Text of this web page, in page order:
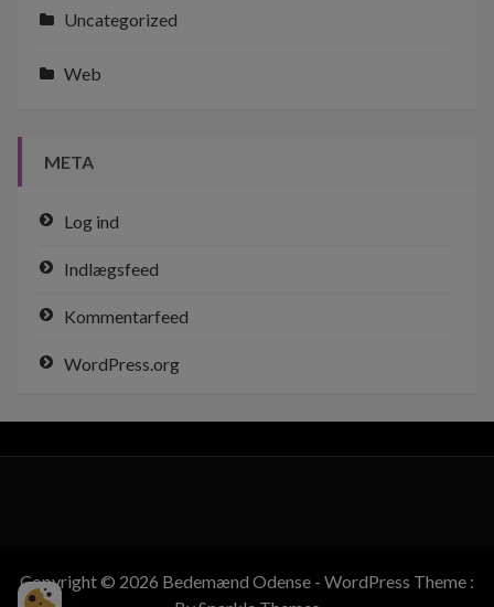
Uncategorized
Web
META
Log ind
Indlægsfeed
Kommentarfeed
WordPress.org
Copyright © 2026 Bedemænd Odense - WordPress Theme :